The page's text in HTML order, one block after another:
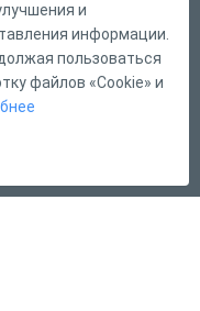
и
информации.
пользоваться
файлов «Cookie» и